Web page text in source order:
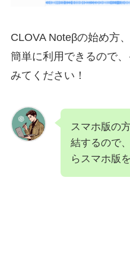
CLOVA Noteβの始め方
簡単に利用できるので
みてください！
スマホ版の
結するので
らスマホ版